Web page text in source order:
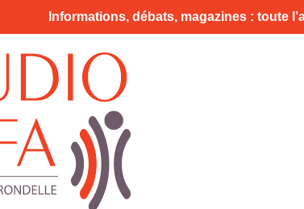
Informations, débats, magazines : toute